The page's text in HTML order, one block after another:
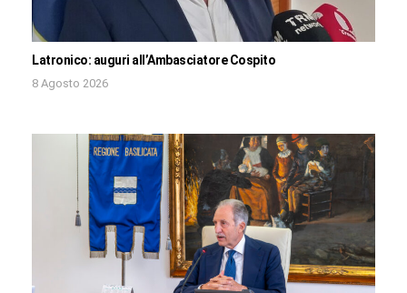
Latronico: auguri all’Ambasciatore Cospito
8 Agosto 2026